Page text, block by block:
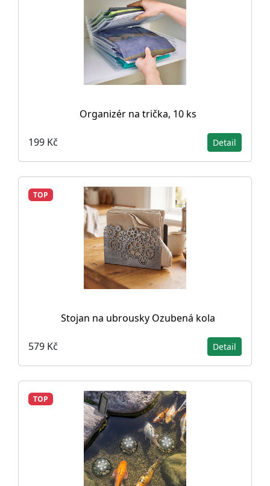
Organizér na trička, 10 ks
199 Kč Detail
TOP
Stojan na ubrousky Ozubená kola
579 Kč Detail
TOP